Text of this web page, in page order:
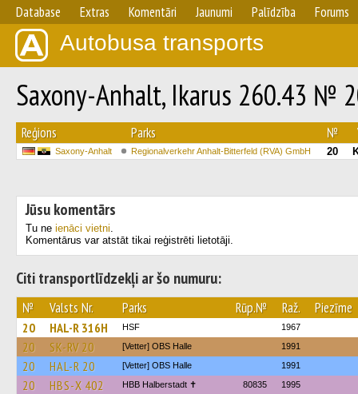
Database Extras Komentāri Jaunumi Palīdzība Forums
Autobusa transports
Saxony-Anhalt, Ikarus 260.43 №
Reģions Parks №
Saxony-Anhalt Regionalverkehr Anhalt-Bitterfeld (RVA) GmbH 20
Jūsu komentārs
Tu ne ienāci vietni.
Komentārus var atstāt tikai reģistrēti lietotāji.
Citi transportlīdzekļi ar šo numuru:
№ Valsts Nr. Parks Rūp.№ Raž. Piezīme
20 HAL-R 316H HSF 1967
20 SK-RV 20 [Vetter] OBS Halle 1991
20 HAL-R 20 [Vetter] OBS Halle 1991
20 HBS-X 402 HBB Halberstadt ✝︎ 80835 1995